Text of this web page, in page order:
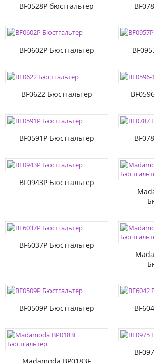
BF0528P бюстгальтер
BF0602P Бюстгальтер
BF0622 Бюстгальтер
BF0591P Бюстгальтер
BF0943P Бюстгальтер
BF6037P Бюстгальтер
BF0509P Бюстгальтер